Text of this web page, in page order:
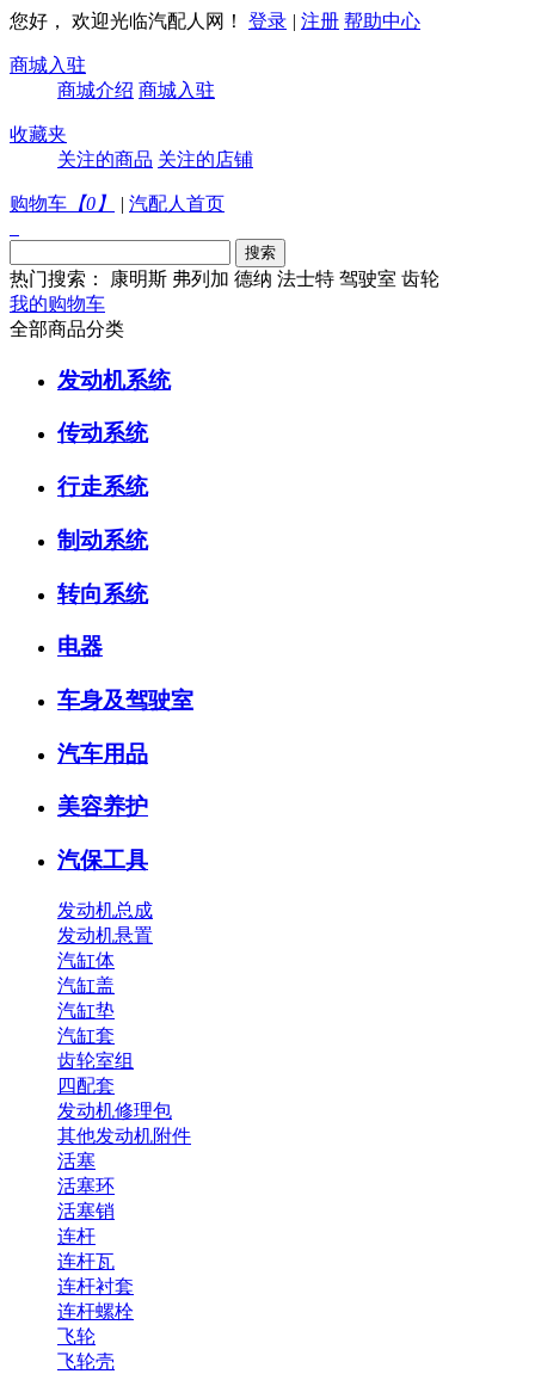
您好， 欢迎光临汽配人网！ 登录 | 注册 帮助中心
商城入驻
商城介绍 商城入驻
收藏夹
关注的商品 关注的店铺
购物车 【0 】 | 汽配人首页
热门搜索： 康明斯 弗列加 德纳 法士特 驾驶室 齿轮
我的购物车
全部商品分类
发动机系统
传动系统
行走系统
制动系统
转向系统
电器
车身及驾驶室
汽车用品
美容养护
汽保工具
发动机总成
发动机悬置
汽缸体
汽缸盖
汽缸垫
汽缸套
齿轮室组
四配套
发动机修理包
其他发动机附件
活塞
活塞环
活塞销
连杆
连杆瓦
连杆衬套
连杆螺栓
飞轮
飞轮壳